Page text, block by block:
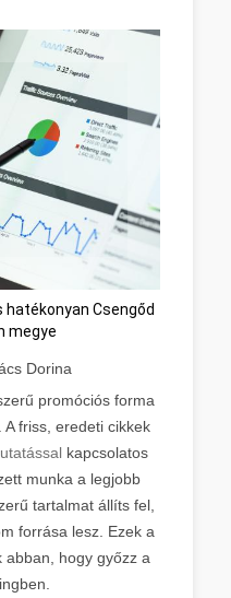
hatékonyan Csengőd
megye
Dorina
promóciós forma
friss, eredeti cikkek
kapcsolatos
munka a legjobb
tartalmat állíts fel,
forrása lesz. Ezek a
abban, hogy győzz a